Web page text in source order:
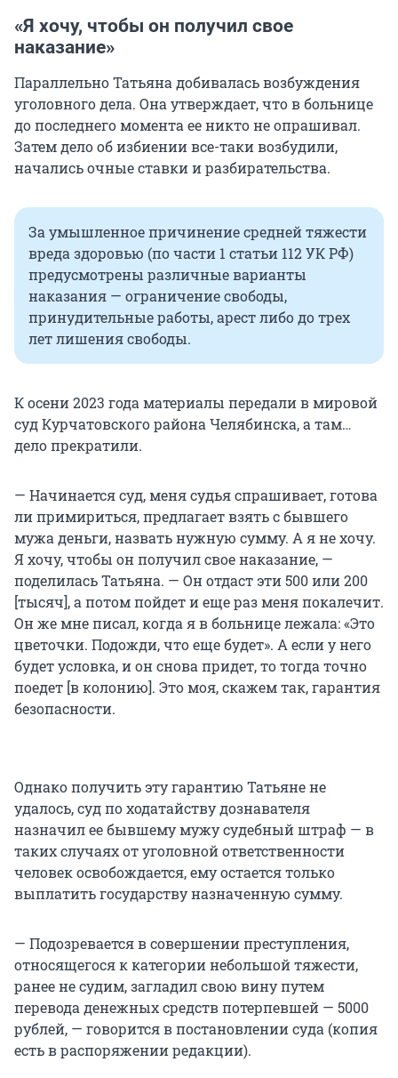
«Я хочу, чтобы он получил свое
наказание»
Параллельно Татьяна добивалась возбуждения
уголовного дела. Она утверждает, что в больнице
до последнего момента ее никто не опрашивал.
Затем дело об избиении все-таки возбудили,
начались очные ставки и разбирательства.
За умышленное причинение средней тяжести
вреда здоровью (по части 1 статьи 112 УК РФ)
предусмотрены различные варианты
наказания — ограничение свободы,
принудительные работы, арест либо до трех
лет лишения свободы.
К осени 2023 года материалы передали в мировой
суд Курчатовского района Челябинска, а там…
дело прекратили.
— Начинается суд, меня судья спрашивает, готова
ли примириться, предлагает взять с бывшего
мужа деньги, назвать нужную сумму. А я не хочу.
Я хочу, чтобы он получил свое наказание, —
поделилась Татьяна. — Он отдаст эти 500 или 200
[тысяч], а потом пойдет и еще раз меня покалечит.
Он же мне писал, когда я в больнице лежала: «Это
цветочки. Подожди, что еще будет». А если у него
будет условка, и он снова придет, то тогда точно
поедет [в колонию]. Это моя, скажем так, гарантия
безопасности.
Однако получить эту гарантию Татьяне не
удалось, суд по ходатайству дознавателя
назначил ее бывшему мужу судебный штраф — в
таких случаях от уголовной ответственности
человек освобождается, ему остается только
выплатить государству назначенную сумму.
— Подозревается в совершении преступления,
относящегося к категории небольшой тяжести,
ранее не судим, загладил свою вину путем
перевода денежных средств потерпевшей — 5000
рублей, — говорится в постановлении суда (копия
есть в распоряжении редакции).